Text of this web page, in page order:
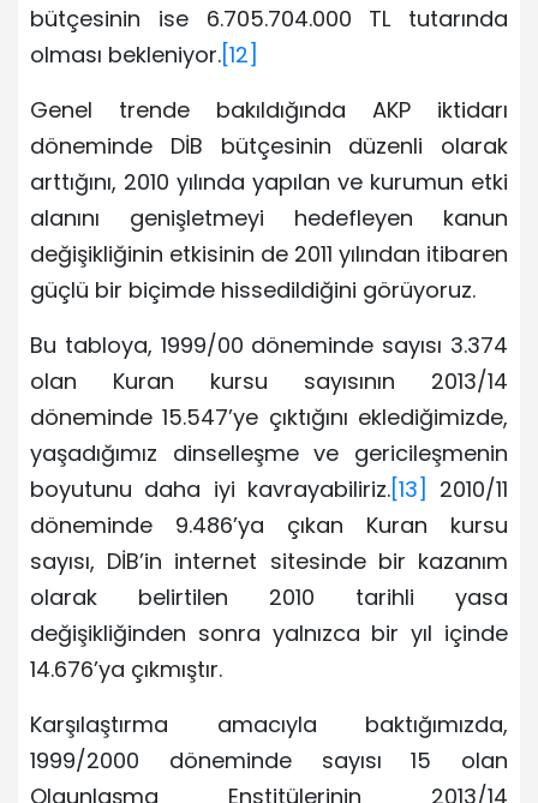
bütçesinin ise 6.705.704.000 TL tutarında
olması bekleniyor. [12]
Genel trende bakıldığında AKP iktidarı
döneminde DİB bütçesinin düzenli olarak
arttığını, 2010 yılında yapılan ve kurumun etki
alanını genişletmeyi hedefleyen kanun
değişikliğinin etkisinin de 2011 yılından itibaren
güçlü bir biçimde hissedildiğini görüyoruz.
Bu tabloya, 1999/00 döneminde sayısı 3.374
olan Kuran kursu sayısının 2013/14
döneminde 15.547’ye çıktığını eklediğimizde,
yaşadığımız dinselleşme ve gericileşmenin
boyutunu daha iyi kavrayabiliriz.[13]
2010/11
döneminde 9.486’ya çıkan Kuran kursu
sayısı, DİB’in internet sitesinde bir kazanım
olarak belirtilen 2010 tarihli yasa
değişikliğinden sonra yalnızca bir yıl içinde
14.676’ya çıkmıştır.
Karşılaştırma amacıyla baktığımızda,
1999/2000 döneminde sayısı 15 olan
Olgunlaşma Enstitülerinin 2013/14